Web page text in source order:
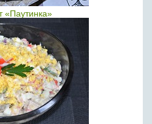
«Паутинка»